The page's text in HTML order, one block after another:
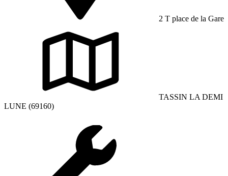
2 T place de la Gare
TASSIN LA DEMI
LUNE (69160)